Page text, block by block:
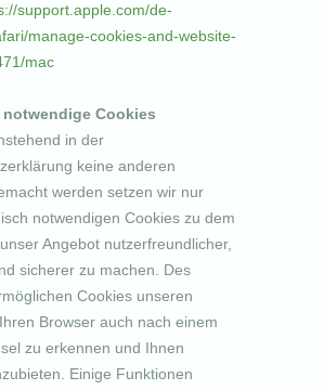
support.apple.com/de-
manage-cookies-and-website-
mac
Cookies
in der
keine anderen
werden setzen wir nur
notwendigen Cookies zu dem
Angebot nutzerfreundlicher,
sicherer zu machen. Des
Cookies unseren
Browser auch nach einem
zu erkennen und Ihnen
Einige Funktionen